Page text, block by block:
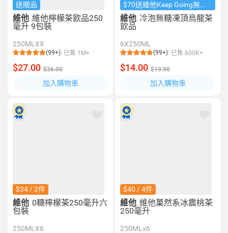
送贈品
維他 維他檸檬茶飲品250
毫升 9包裝
250MLX9
(99+) 已售 1M+
$27.00 $36.00
加入購物車
$70送維他Keep Going無線耳機​
維他 冷泡無糖凍頂烏龍茶
飲品
6X250ML
(99+) 已售 600K+
$14.00 $19.90
加入購物車
$34 / 2件
維他 0糖檸檬茶250毫升六
包裝
250MLX6
$40 / 4件
維他 維他菓然系冰震桃茶
250毫升
250MLx6